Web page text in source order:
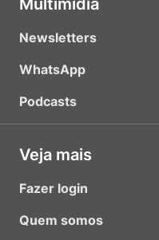
Multimídia
Newsletters
WhatsApp
Podcasts
Veja mais
Fazer login
Quem somos